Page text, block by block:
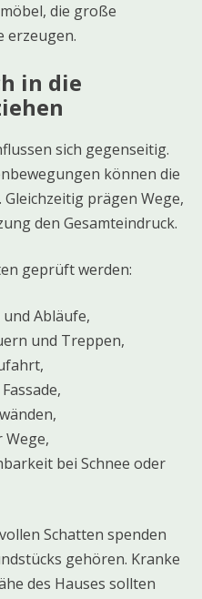
die große
erzeugen.
in die
sich gegenseitig.
können die
prägen Wege,
den Gesamteindruck.
geprüft werden:
Abläufe,
und Treppen,
bei Schnee oder
Schatten spenden
gehören. Kranke
des Hauses sollten